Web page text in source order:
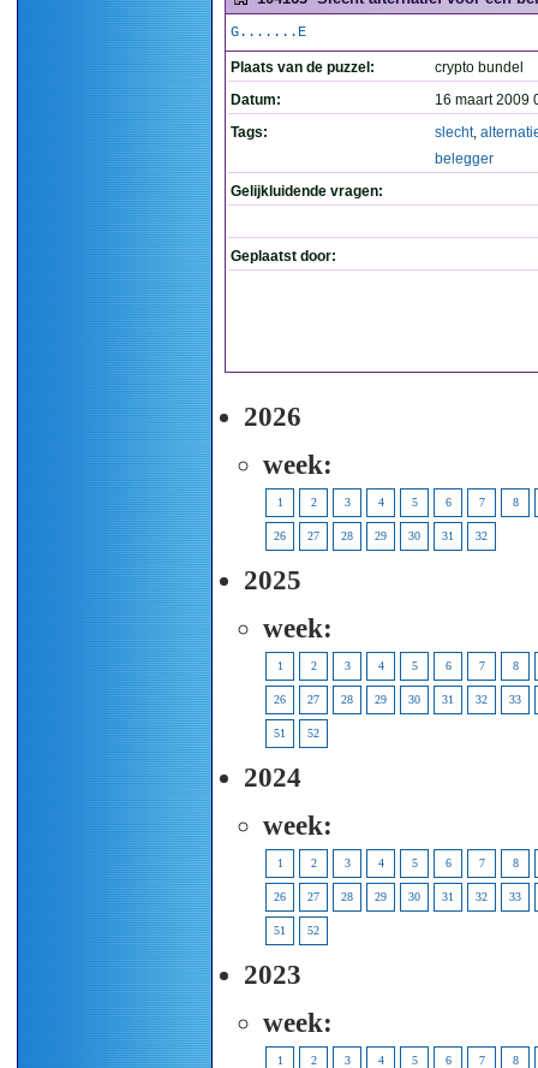
G.......E
Plaats van de puzzel:
crypto bundel
Datum:
16 maart 2009
Tags:
slecht,
belegger
Gelijkluidende vragen:
Geplaatst door:
2026
week:
1 2 3 4 5 6 7 8
26 27 28 29 30 31 32
2025
week:
1 2 3 4 5 6 7 8
26 27 28 29 30 31 32 33
51 52
2024
week:
1 2 3 4 5 6 7 8
26 27 28 29 30 31 32 33
51 52
2023
week:
1 2 3 4 5 6 7 8